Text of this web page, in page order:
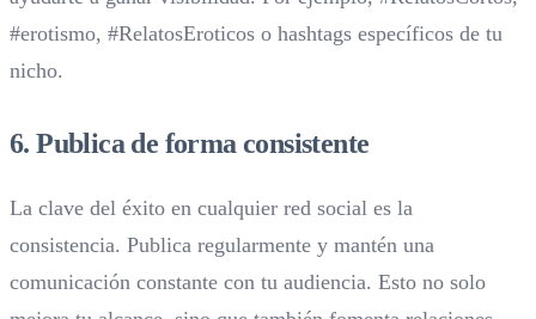
#erotismo, #RelatosEroticos o hashtags específicos de tu
nicho.
6. Publica de forma consistente
La clave del éxito en cualquier red social es la
consistencia. Publica regularmente y mantén una
comunicación constante con tu audiencia. Esto no solo